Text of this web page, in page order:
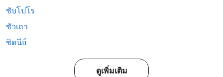
ซับโปโร
ซัวเถา
ซิดนีย์
ดูเพิ่มเติม